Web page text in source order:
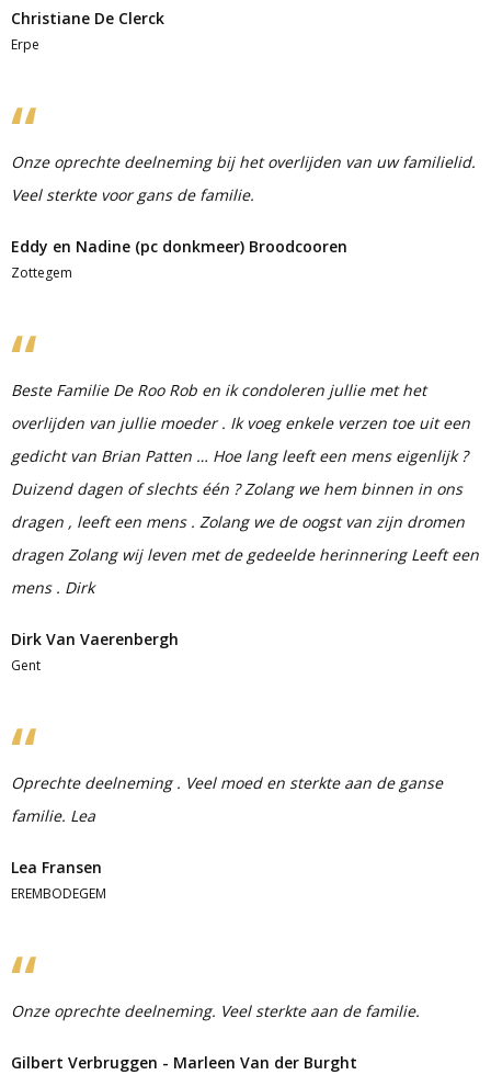
Christiane De Clerck
Erpe
Onze oprechte deelneming bij het overlijden van uw familielid.
Veel sterkte voor gans de familie.
Eddy en Nadine (pc donkmeer) Broodcooren
Zottegem
Beste Familie De Roo Rob en ik condoleren jullie met het
overlijden van jullie moeder . Ik voeg enkele verzen toe uit een
gedicht van Brian Patten … Hoe lang leeft een mens eigenlijk ?
Duizend dagen of slechts één ? Zolang we hem binnen in ons
dragen , leeft een mens . Zolang we de oogst van zijn dromen
dragen Zolang wij leven met de gedeelde herinnering Leeft een
mens . Dirk
Dirk Van Vaerenbergh
Gent
Oprechte deelneming . Veel moed en sterkte aan de ganse
familie. Lea
Lea Fransen
EREMBODEGEM
Onze oprechte deelneming. Veel sterkte aan de familie.
Gilbert Verbruggen - Marleen Van der Burght